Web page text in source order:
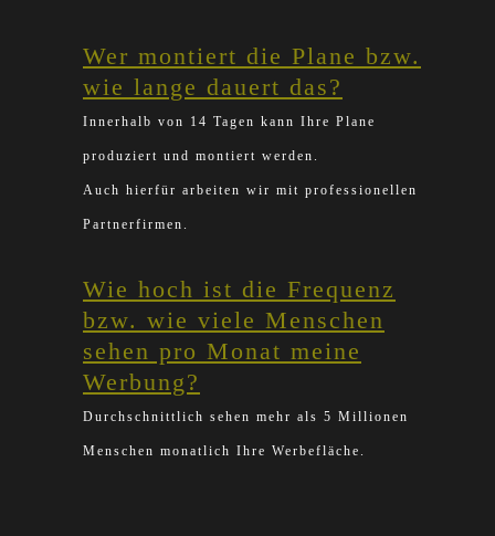
Wer montiert die Plane bzw.
wie lange dauert das?
Innerhalb von 14 Tagen kann Ihre Plane
produziert und montiert werden.
Auch hierfür arbeiten wir mit professionellen
Partnerfirmen.
Wie hoch ist die Frequenz
bzw. wie viele Menschen
sehen pro Monat meine
Werbung?
Durchschnittlich sehen mehr als 5 Millionen
Menschen monatlich Ihre Werbefläche.